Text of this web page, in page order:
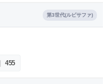
第3世代(ルビサファ)
455